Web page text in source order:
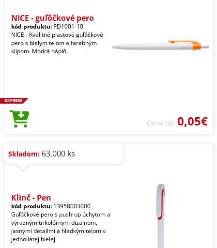
NICE - guľôčkové pero
kód produktu: PD1001-10
NICE - Kvalitné plastové guľôčkové
pero s bielym telom a farebným
klipom. Modrá náplň.
Cena od 0,05€
Skladom: 63.000 ks
Klinč - Pen
kód produktu: 13958003000
Guľôčkové pero s push-up úchytom a
výrazným trikolórnym dizajnom,
jasnými detailmi a hladkým telom v
jednoliatej bielej